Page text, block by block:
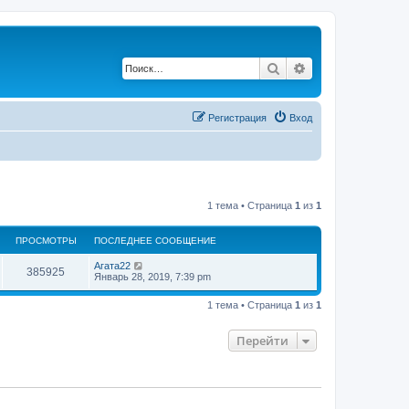
Поиск
Вход
Регистрация
1 тема • Страница 1 из 1
ПРОСМОТРЫ ПОСЛЕДНЕЕ СООБЩЕНИЕ
385925
р
о
П
о
л
о
Агата22
Январь 28, 2019, 7:39 pm
1 тема • Страница 1 из 1
Перейти